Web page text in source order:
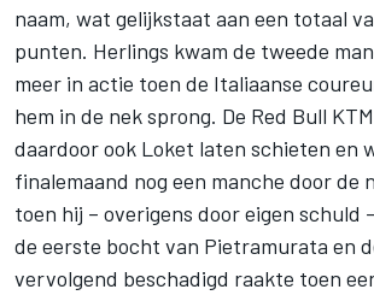
naam, wat gelijkstaat aan een totaal
punten. Herlings kwam de tweede
meer in actie toen de Italiaanse
hem in de nek sprong. De Red Bull
daardoor ook Loket laten schieten en
finalemaand nog een manche door de
toen hij – overigens door eigen schuld
de eerste bocht van Pietramurata en
vervolgend beschadigd raakte toen